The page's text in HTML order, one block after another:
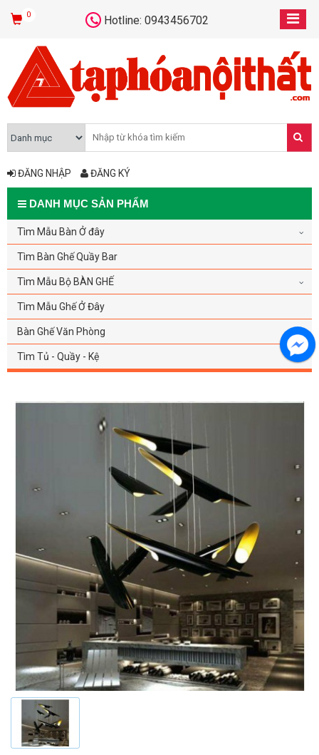
0 Hotline: 0943456702
ĐĂNG NHẬP ĐĂNG KÝ
DANH MỤC SẢN PHẨM
Tìm Mẫu Bàn Ở đây
Tìm Bàn Ghế Quầy Bar
Tìm Mẫu Bộ BÀN GHẾ
Tìm Mẫu Ghế Ở Đây
Bàn Ghế Văn Phòng
Tìm Tủ - Quầy - Kệ